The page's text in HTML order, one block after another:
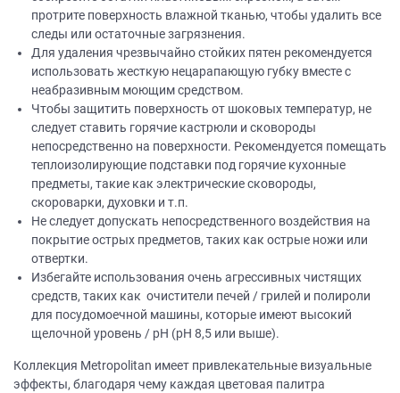
протрите поверхность влажной тканью, чтобы удалить все
следы или остаточные загрязнения.
Для удаления чрезвычайно стойких пятен рекомендуется
использовать жесткую нецарапающую губку вместе с
неабразивным моющим средством.
Чтобы защитить поверхность от шоковых температур, не
следует ставить горячие кастрюли и сковороды
непосредственно на поверхности. Рекомендуется помещать
теплоизолирующие подставки под горячие кухонные
предметы, такие как электрические сковороды,
скороварки, духовки и т.п.
Не следует допускать непосредственного воздействия на
покрытие острых предметов, таких как острые ножи или
отвертки.
Избегайте использования очень агрессивных чистящих
средств, таких как очистители печей / грилей и полироли
для посудомоечной машины, которые имеют высокий
щелочной уровень / рН (рН 8,5 или выше).
Коллекция Metropolitan имеет привлекательные визуальные
эффекты, благодаря чему каждая цветовая палитра